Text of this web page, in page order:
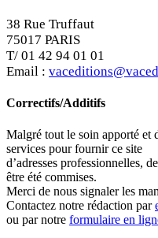
38 Rue Truffaut
75017 PARIS
T/ 01 42 94 01 01
Email :
Correctifs/Additifs
Malgré tout le soin apporté et
services pour fournir ce site
d’adresses professionnelles,
être été commises.
Merci de nous signaler les
Contactez notre rédaction par
ou par notre formulaire en